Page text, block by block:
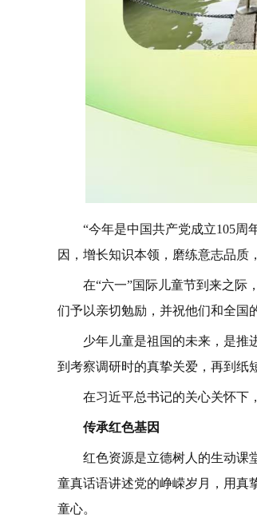
“今年是中国共产党成立105周
因，增长知识本领，磨练意志品质
在“六一”国际儿童节到来之际
们予以亲切勉励，并祝他们和全国
少年儿童是祖国的未来，是推
到考察调研时的真挚关爱，再到纸
在习近平总书记的关心关怀下
传承红色基因
红色资源是立德树人的生动课
童真话语讲述党的峥嵘岁月，用真
童心。